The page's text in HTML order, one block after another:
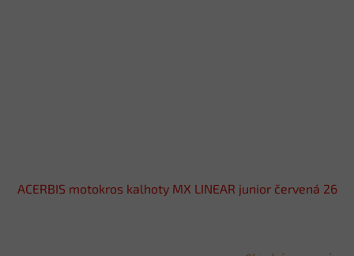
ACERBIS motokros kalhoty MX LINEAR junior červená 26